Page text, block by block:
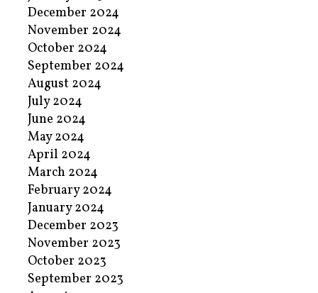
December 2024
November 2024
October 2024
September 2024
August 2024
July 2024
June 2024
May 2024
April 2024
March 2024
February 2024
January 2024
December 2023
November 2023
October 2023
September 2023